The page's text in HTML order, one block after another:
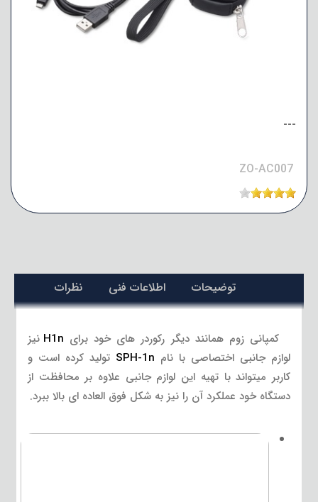
---
ZO-AC007
توضیحات اطلاعات فنی نظرات
کمپانی زوم همانند دیگر رکوردر های خود برای H1n نیز
لوازم جانبی اختصاصی با نام SPH-1n تولید کرده است و
کاربر میتواند با تهیه این لوازم جانبی علاوه بر محافظت از
دستگاه خود عملکرد آن را نیز به شکل فوق العاده ای بالا ببرد.